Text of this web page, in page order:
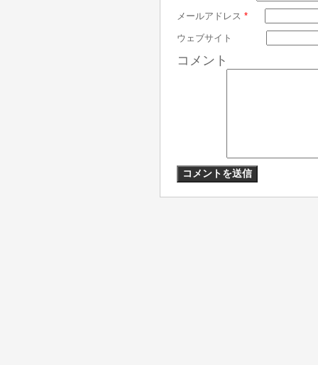
メールアドレス *
ウェブサイト
コメント